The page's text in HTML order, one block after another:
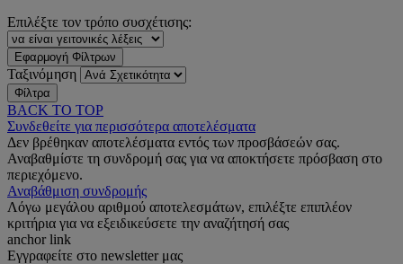
Επιλέξτε τον τρόπο συσχέτισης:
Εφαρμογή Φίλτρων
Ταξινόμηση
Φίλτρα
BACK TO TOP
Συνδεθείτε για περισσότερα αποτελέσματα
Δεν βρέθηκαν αποτελέσματα εντός των προσβάσεών σας.
Αναβαθμίστε τη συνδρομή σας για να αποκτήσετε πρόσβαση στο
περιεχόμενο.
Αναβάθμιση συνδρομής
Λόγω μεγάλου αριθμού αποτελεσμάτων, επιλέξτε επιπλέον
κριτήρια για να εξειδικεύσετε την αναζήτησή σας
anchor link
Εγγραφείτε στο newsletter μας